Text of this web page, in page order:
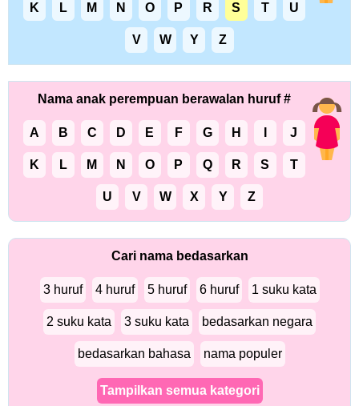
K L M N O P R S T U
V W Y Z
Nama anak perempuan berawalan huruf #
A B C D E F G H J
K L M N O P Q R S T
U V W X Y Z
Cari nama bedasarkan
3 huruf 4 huruf 5 huruf 6 huruf 1 suku kata
2 suku kata 3 suku kata bedasarkan negara
bedasarkan bahasa nama populer
Tampilkan semua kategori